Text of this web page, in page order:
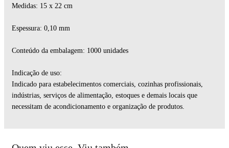
Medidas: 15 x 22 cm
Espessura: 0,10 mm
Conteúdo da embalagem: 1000 unidades
Indicação de uso:
Indicado para estabelecimentos comerciais, cozinhas profissionais,
indústrias, serviços de alimentação, estoques e demais locais que
necessitam de acondicionamento e organização de produtos.